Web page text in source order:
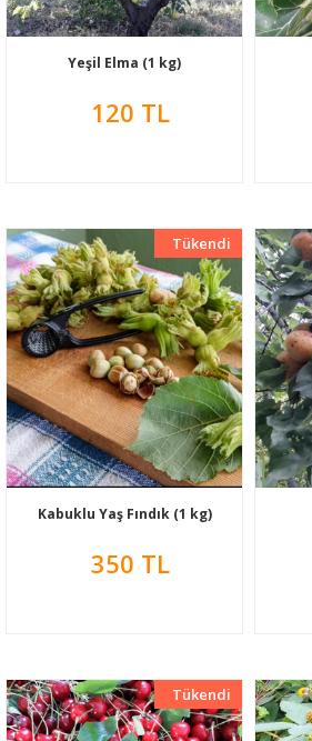
Yeşil Elma (1 kg)
120 TL
Yeni
Tükendi
Kabuklu Yaş Fındık (1 kg)
350 TL
Yeni
Tükendi